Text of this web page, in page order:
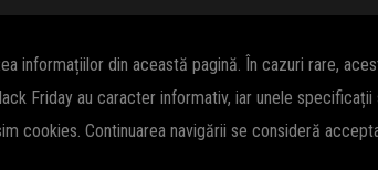
informațiilor din această pagină. În cazuri rare,
Friday au caracter informativ, iar unele
cookies. Continuarea navigării se consideră